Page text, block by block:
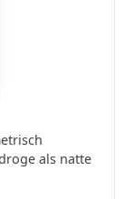
als natte